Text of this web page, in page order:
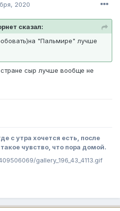
2020
сказал:
"Пальмире" лучше
сыр лучше вообще не
с утра хочется есть, после
чувство, что пора домой.
gallery_196_43_4113.gif